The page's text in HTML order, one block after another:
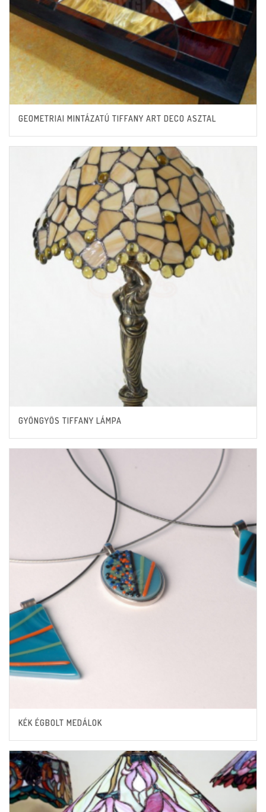
GEOMETRIAI MINTÁZATÚ TIFFANY ART DECO ASZTAL
GYÖNGYÖS TIFFANY LÁMPA
KÉK ÉGBOLT MEDÁLOK